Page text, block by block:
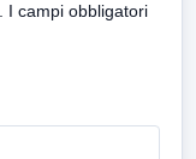
I campi obbligatori